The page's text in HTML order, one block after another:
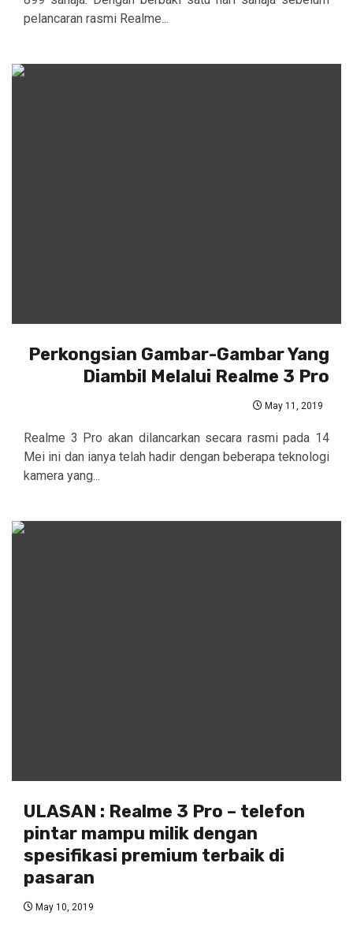
pelancaran rasmi Realme...
Perkongsian Gambar-Gambar Yang
Diambil Melalui Realme 3 Pro
May 11, 2019
Realme 3 Pro akan dilancarkan secara rasmi pada 14
Mei ini dan ianya telah hadir dengan beberapa teknologi
kamera yang...
ULASAN : Realme 3 Pro – telefon
pintar mampu milik dengan
spesifikasi premium terbaik di
pasaran
May 10, 2019